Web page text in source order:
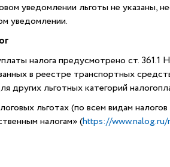
уведомлении льготы не указаны,
уведомлении.
налога предусмотрено ст.
в реестре транспортных
других льготных категорий
льготах (по всем видам
налогам» (https://